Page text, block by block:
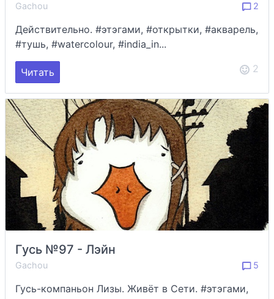
Gachou 2
Действительно. #этэгами, #открытки, #акварель,
#тушь, #watercolour, #india_in...
Читать 2
Гусь №97 - Лэйн
Gachou 5
Гусь-компаньон Лизы. Живёт в Сети. #этэгами,